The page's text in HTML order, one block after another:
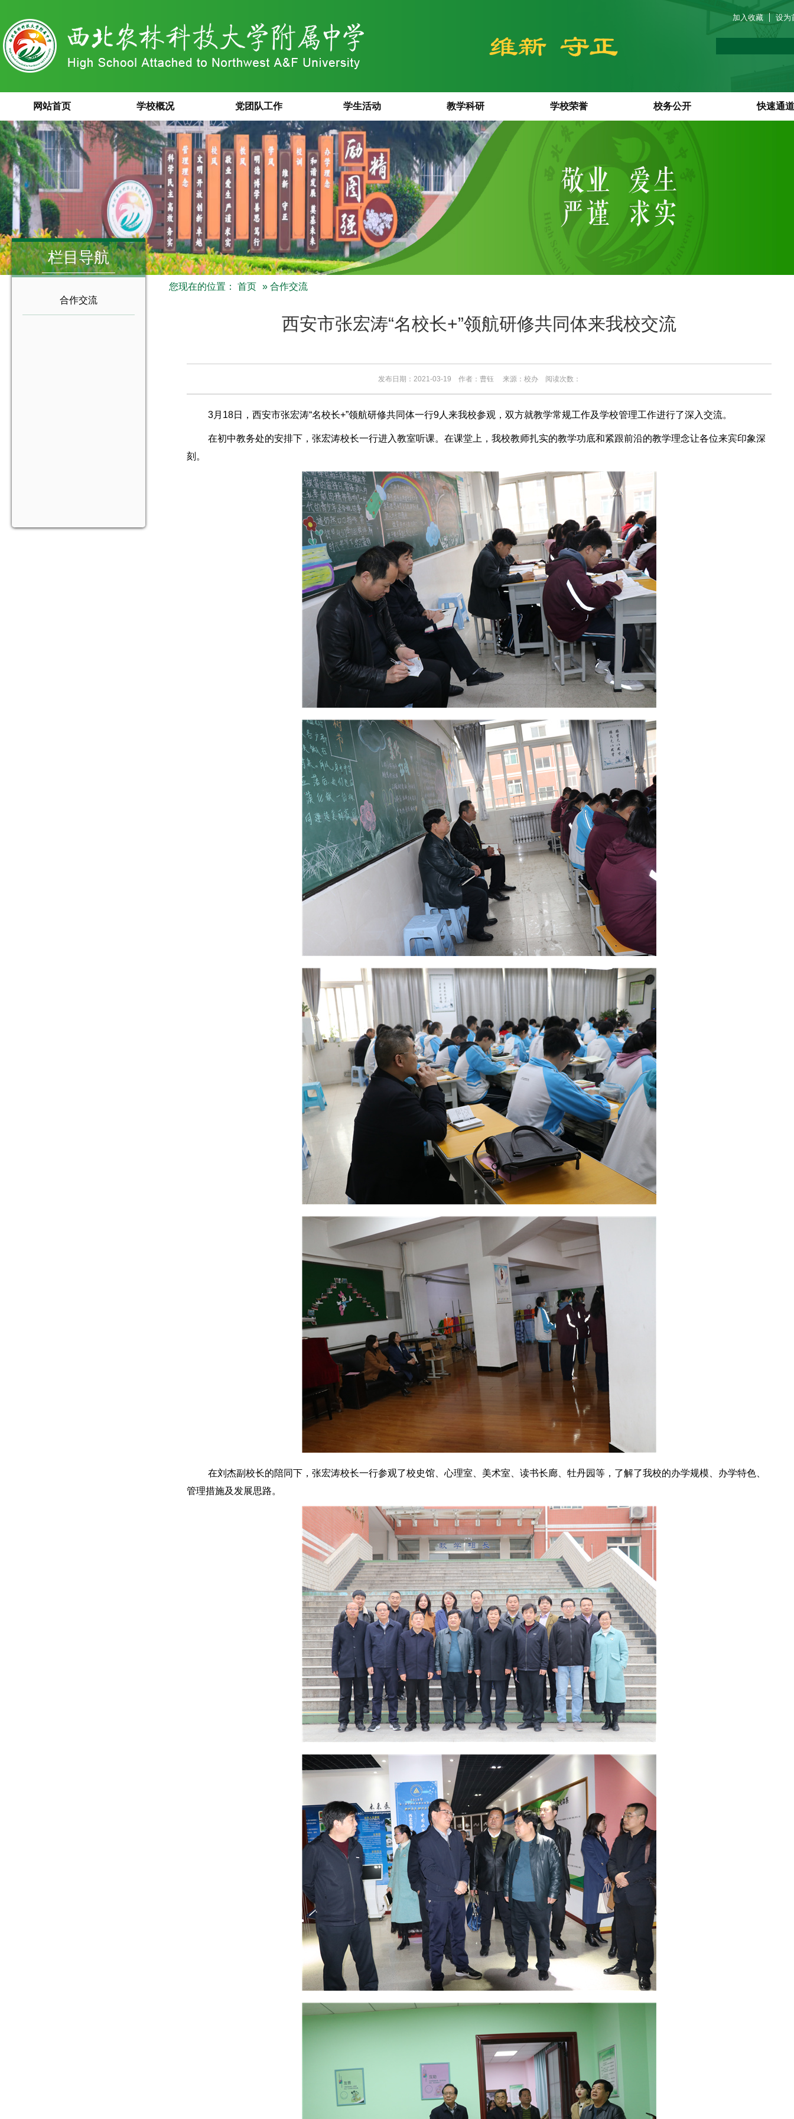
加入收藏 设为
网站首页 学校概况 党团队工作 学生活动 教学科研 学校荣誉 校务公开 快速通道
栏目导航
合作交流
您现在的位置： 首页 » 合作交流
西安市张宏涛“名校长+”领航研修共同体来我校交流
发布日期：2021-03-19 作者：曹钰 来源：校办 阅读次数：
3月18日，西安市张宏涛“名校长+”领航研修共同体一行9人来我校参观，双方就教学常规工作及学校管理工作进行了深入交流。
在初中教务处的安排下，张宏涛校长一行进入教室听课。在课堂上，我校教师扎实的教学功底和紧跟前沿的教学理念让各位来宾印象深
刻。
在刘杰副校长的陪同下，张宏涛校长一行参观了校史馆、心理室、美术室、读书长廊、牡丹园等，了解了我校的办学规模、办学特色、
管理措施及发展思路。